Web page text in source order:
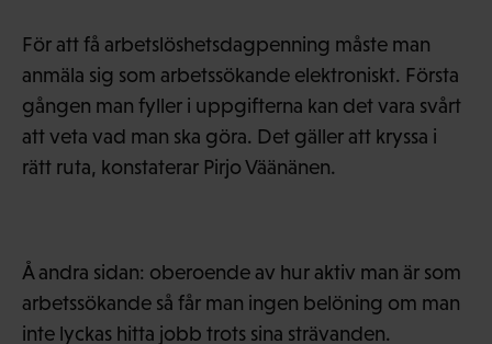
För att få arbetslöshetsdagpenning måste man
anmäla sig som arbetssökande elektroniskt. Första
gången man fyller i uppgifterna kan det vara svårt
att veta vad man ska göra. Det gäller att kryssa i
rätt ruta, konstaterar Pirjo Väänänen.
Å andra sidan: oberoende av hur aktiv man är som
arbetssökande så får man ingen belöning om man
inte lyckas hitta jobb trots sina strävanden.